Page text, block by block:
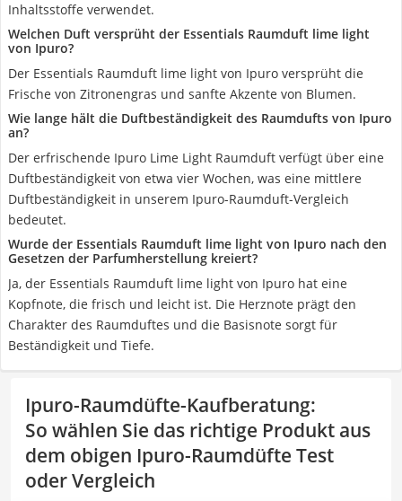
Inhaltsstoffe verwendet.
Welchen Duft versprüht der Essentials Raumduft lime light
von Ipuro?
Der Essentials Raumduft lime light von Ipuro versprüht die
Frische von Zitronengras und sanfte Akzente von Blumen.
Wie lange hält die Duftbeständigkeit des Raumdufts von Ipuro
an?
Der erfrischende Ipuro Lime Light Raumduft verfügt über eine
Duftbeständigkeit von etwa vier Wochen, was eine mittlere
Duftbeständigkeit in unserem Ipuro-Raumduft-Vergleich
bedeutet.
Wurde der Essentials Raumduft lime light von Ipuro nach den
Gesetzen der Parfumherstellung kreiert?
Ja, der Essentials Raumduft lime light von Ipuro hat eine
Kopfnote, die frisch und leicht ist. Die Herznote prägt den
Charakter des Raumduftes und die Basisnote sorgt für
Beständigkeit und Tiefe.
Ipuro-Raumdüfte-Kaufberatung:
So wählen Sie das richtige Produkt aus
dem obigen Ipuro-Raumdüfte Test
oder Vergleich